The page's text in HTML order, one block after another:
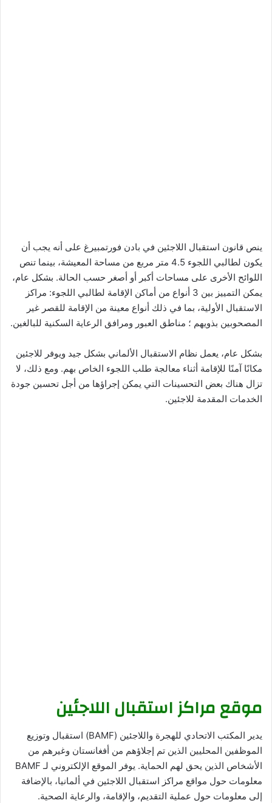
ينص قانون استقبال اللاجئين في بادن فورتمبيرغ على أنه يجب أن
يكون لطالبي اللجوء 4.5 متر مربع من مساحة المعيشة، بينما تنص
اللوائح الأخرى على مساحات أكبر أو أصغر حسب الحالة. بشكل عام،
يمكن التمييز بين 3 أنواع من أماكن الإقامة لطالبي اللجوء: مراكز
الاستقبال الأولية، بما في ذلك أنواع معينة من الإقامة للقصر غير
المصحوبين بذويهم ؛ مناطق العبور ومرافق الرعاية السكنية للبالغين.
بشكل عام، يعمل نظام الاستقبال الألماني بشكل جيد ويوفر للاجئين
مكانًا آمنًا للإقامة أثناء معالجة طلب اللجوء الخاص بهم. ومع ذلك، لا
تزال هناك بعض التحسينات التي يمكن إجراؤها من أجل تحسين جودة
الخدمات المقدمة للاجئين.
موقع مراكز استقبال اللاجئين
يدير المكتب الاتحادي للهجرة واللاجئين (BAMF) استقبال وتوزيع
الموظفين المحليين الذين تم إجلاؤهم من أفغانستان وغيرهم من
الأشخاص الذين يحق لهم الحماية. يوفر الموقع الإلكتروني لـ BAMF
معلومات حول مواقع مراكز استقبال اللاجئين في ألمانيا، بالإضافة
إلى معلومات حول عملية التقديم، والإقامة، والرعاية الصحية.